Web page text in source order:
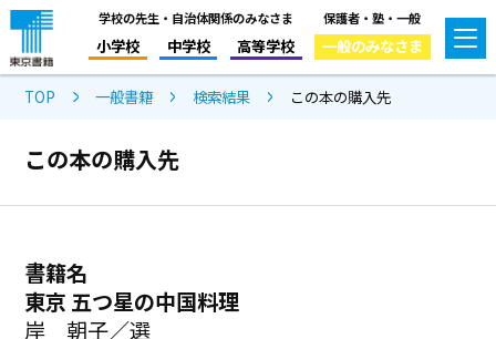
学校の先生・自治体関係のみなさま
小学校 中学校 高等学校
保護者・塾・一般
一般のみなさま
TOP 一般書籍 検索結果 この本の購入先
この本の購入先
書籍名
東京 五つ星の中国料理
岸 朝子／選